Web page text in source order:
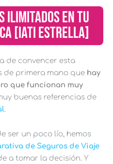
ILIMITADOS EN TU
[IATI ESTRELLA]
de convencer esta
de primera mano que hay
que funcionan muy
buenas referencias de
.
ser un poco lío, hemos
de Seguros de Viaje
a tomar la decisión. Y